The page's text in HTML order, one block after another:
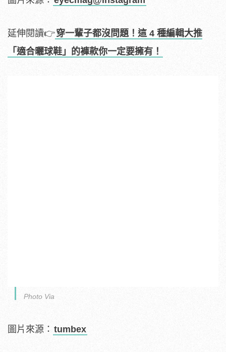
延伸閱讀👉穿一輩子都沒問題！這 4 種編輯大推
「適合曬球鞋」的褲款你一定要擁有！
Photo Via
圖片來源： tumbex